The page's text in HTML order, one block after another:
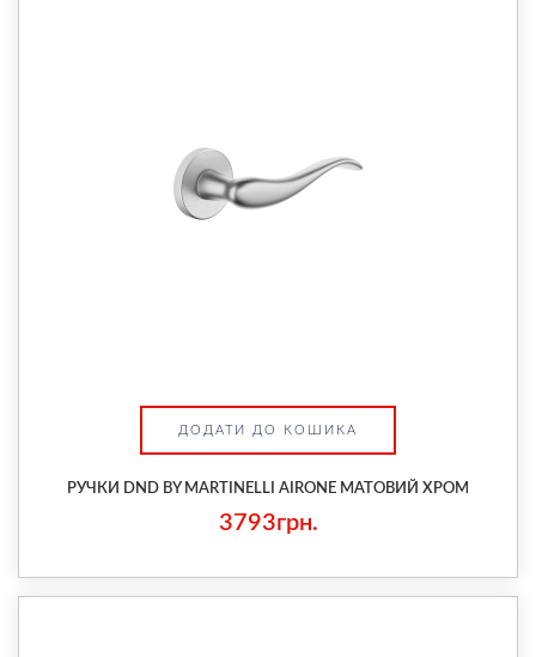
ДОДАТИ ДО КОШИКА
РУЧКИ DND BY MARTINELLI AIRONE МАТОВИЙ ХРОМ
3793грн.